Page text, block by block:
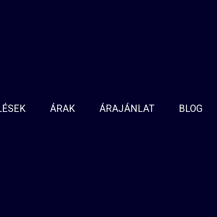
ÁRAK ÁRAJÁNLAT BLOG